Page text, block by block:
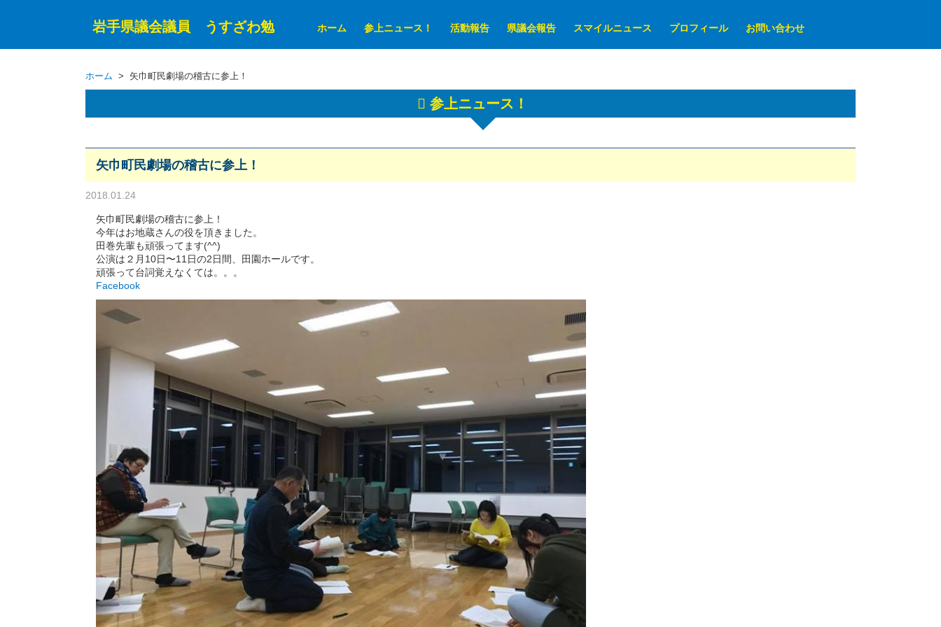
岩手県議会議員 うすざわ勉 ホーム 参上ニュース！ 活動報告 県議会報告 スマイルニュース プロフィール お問い合わせ
ホーム > 矢巾町民劇場の稽古に参上！
参上ニュース！
矢巾町民劇場の稽古に参上！
2018.01.24
矢巾町民劇場の稽古に参上！
今年はお地蔵さんの役を頂きました。
田巻先輩も頑張ってます(^^)
公演は２月10日〜11日の2日間、田園ホールです。
頑張って台詞覚えなくては。。。
Facebook